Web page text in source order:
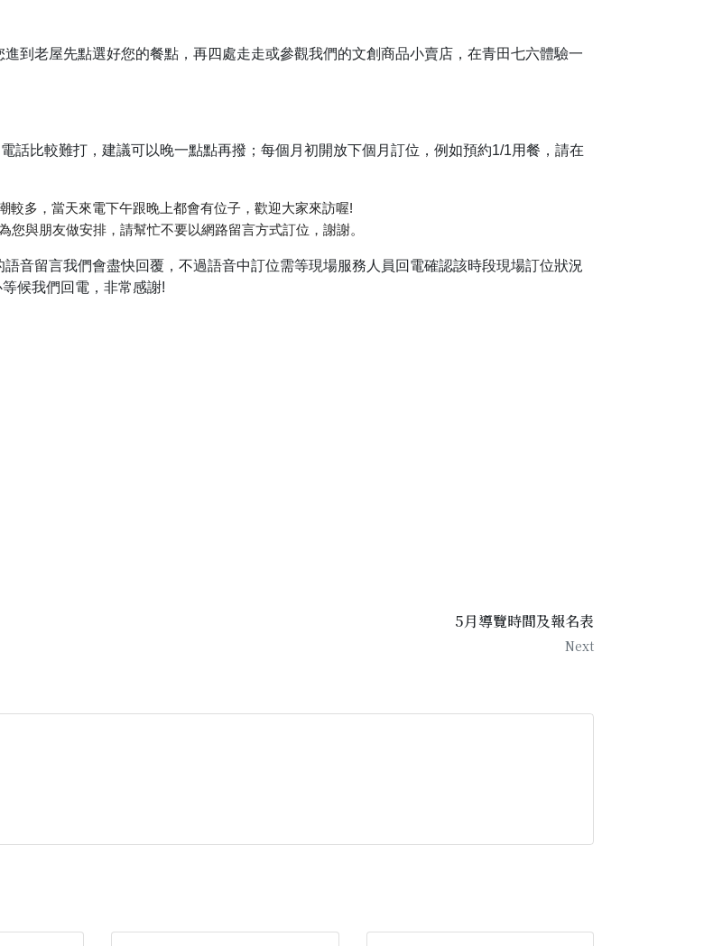
到老屋先點選好您的餐點，再四處走走或參觀我們的文創商品小賣店，在青田七六體驗一
話比較難打，建議可以晚一點點再撥；每個月初開放下個月訂位，例如預約1/1用餐，請在
較多，當天來電下午跟晚上都會有位子，歡迎大家來訪喔!
與朋友做安排，請幫忙不要以網路留言方式訂位，謝謝。
音留言我們會盡快回覆，不過語音中訂位需等現場服務人員回電確認該時段現場訂位狀況
候我們回電，非常感謝!
5月導覽時間及報名表
Next